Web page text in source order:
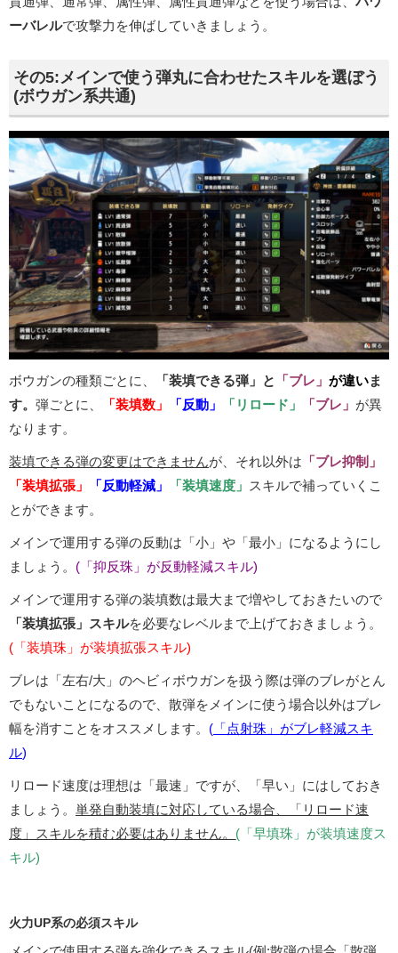
ーバレルで攻撃力を伸ばしていきましょう。
その5:メインで使う弾丸に合わせたスキルを選ぼう
(ボウガン系共通)
ボウガンの種類ごとに、 「装填できる弾」と 「ブレ」 が違いま
す。 弾ごとに、 「装填数」 「反動」 「リロード」 「ブレ」 が異
なります。
装填できる弾の変更はできませんが、それ以外は 「ブレ抑制」
「装填拡張」
「反動軽減」 「装填速度」 スキルで補っていくこ
とができます。
メインで運用する弾の反動は「小」や「最小」になるようにし
ましょう。 (「抑反珠」が反動軽減スキル)
メインで運用する弾の装填数は最大まで増やしておきたいので
「装填拡張」スキルを必要なレベルまで上げておきましょう。
(「装填珠」が装填拡張スキル)
ブレは「左右/大」のヘビィボウガンを扱う際は弾のブレがとん
でもないことになるので、散弾をメインに使う場合以外はブレ
幅を消すことをオススメします。 ( 「点射珠」がブレ軽減スキ
ル)
リロード速度は理想は「最速」ですが、「早い」にはしておき
ましょう。 単発自動装填に対応している場合、「リロード速
度」スキルを積む必要はありません。 ( 「早填珠」が装填速度ス
キル)
火力UP系の必須スキル